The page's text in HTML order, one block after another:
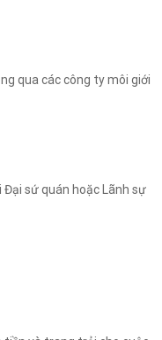
qua các công ty môi giới
Đại sứ quán hoặc Lãnh sự